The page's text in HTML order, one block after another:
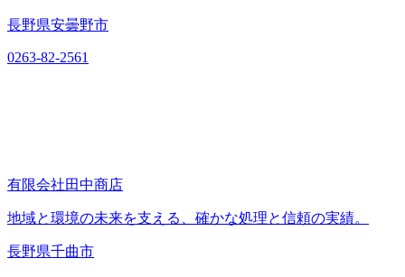
長野県安曇野市
0263-82-2561
有限会社田中商店
地域と環境の未来を支える、確かな処理と信頼の実績。
長野県千曲市